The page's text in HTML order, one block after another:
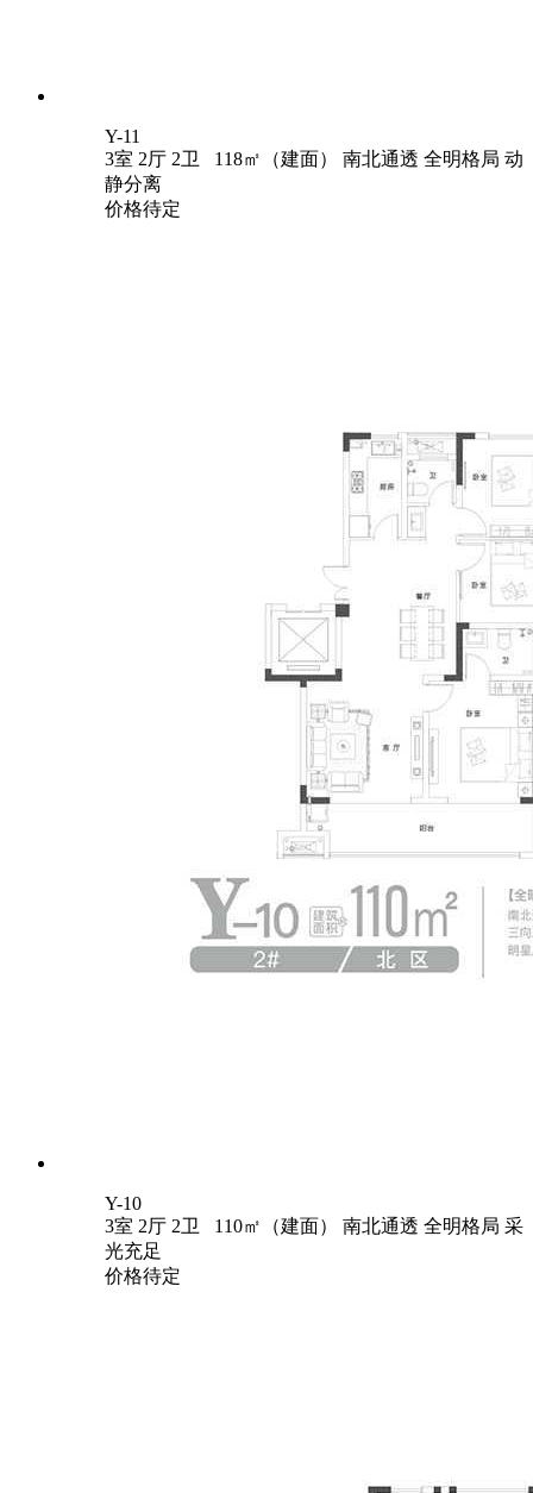
Y-11
3室 2厅 2卫 118㎡（建面）
南北通透 全明格局 动
静分离
价格待定
Y-10
3室 2厅 2卫 110㎡（建面）
南北通透 全明格局 采
光充足
价格待定